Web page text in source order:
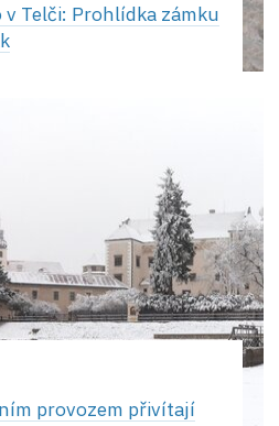
Telči: Prohlídka zámku
provozem přivítají